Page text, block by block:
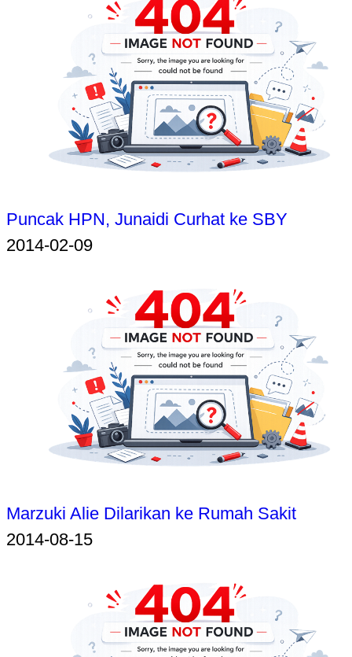
Puncak HPN, Junaidi Curhat ke SBY
2014-02-09
Marzuki Alie Dilarikan ke Rumah Sakit
2014-08-15